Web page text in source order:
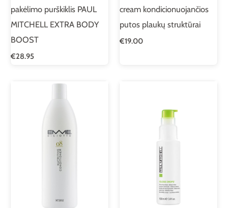
pakėlimo purškiklis PAUL
MITCHELL EXTRA BODY
BOOST
€28.95
cream kondicionuojančios
putos plaukų struktūrai
€19.00